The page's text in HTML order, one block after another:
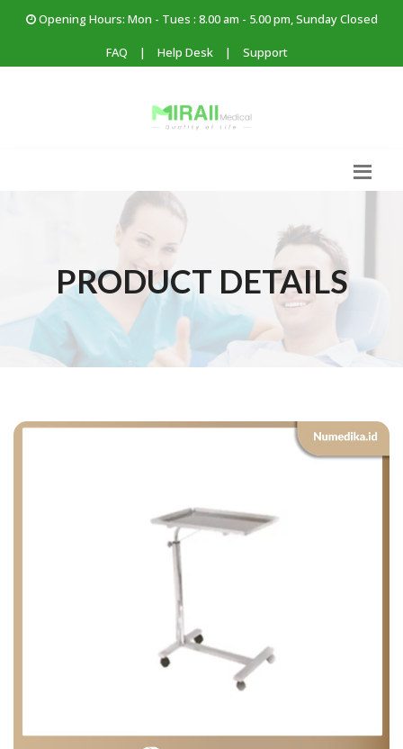
Opening Hours: Mon - Tues : 8.00 am - 5.00 pm, Sunday Closed
FAQ | Help Desk | Support
PRODUCT DETAILS